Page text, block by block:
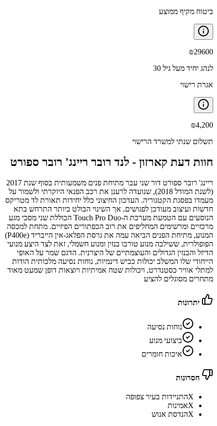
ביטוח מקיף ממוצע
₪29600
לנהג יחיד מעל גיל 30
אגרת רישוי
₪4,200
תשלום שנתי למשרד הרישוי
חוות דעת קארזון - לנד רובר ריינג' רובר ספורט
ריינג' רובר ספורט דור שני עבר מתיחת פנים משמעותית בסוף שנת 2017
(לשנת המודל 2018), שנועדה לרענן את רכב הפנאי היוקרתי ולשמור על
מעמדו בפסגת הקטגוריה. העדכון החיצוני כלל יחידות תאורת לד מטריקס
חדשות ועיצוב מעודכן לפגושים, אך השינוי הבולט ביותר התרחש בתא
הנוסעים עם הטמעת מערכת ה-Touch Pro Duo הכוללת שני מסכי מגע
מרכזיים ומרשימים המחליפים את רוב הכפתורים הפיזיים. מתחת למכסה
המנוע, מתיחת הפנים הביאה עמה את גרסת הפלאג-אין הייבריד (P400e)
הפופולרית, ששילבה מנוע טורבו בנזין ומנוע חשמלי, זאת לצד היצע מנועי
הדיזל והבנזין הגדולים והעוצמתיים של היצרנית. הדגם שמר על האופי
הייחודי שלו המשלב יכולות כביש דינמיות, נוחות נסיעה מלכותית הודות
למתלי אוויר כסטנדרט, ויכולות שטח אמיתיות ויוצאות דופן שמעט מאוד
מתחרים מסוגלים להציע
יתרונות
נוחות נסיעה
ביצועי מנוע
איכות חומרים
חסרונות
Xהתניידות בעיר צפופה
Xאמינות
Xהנדסת אנוש